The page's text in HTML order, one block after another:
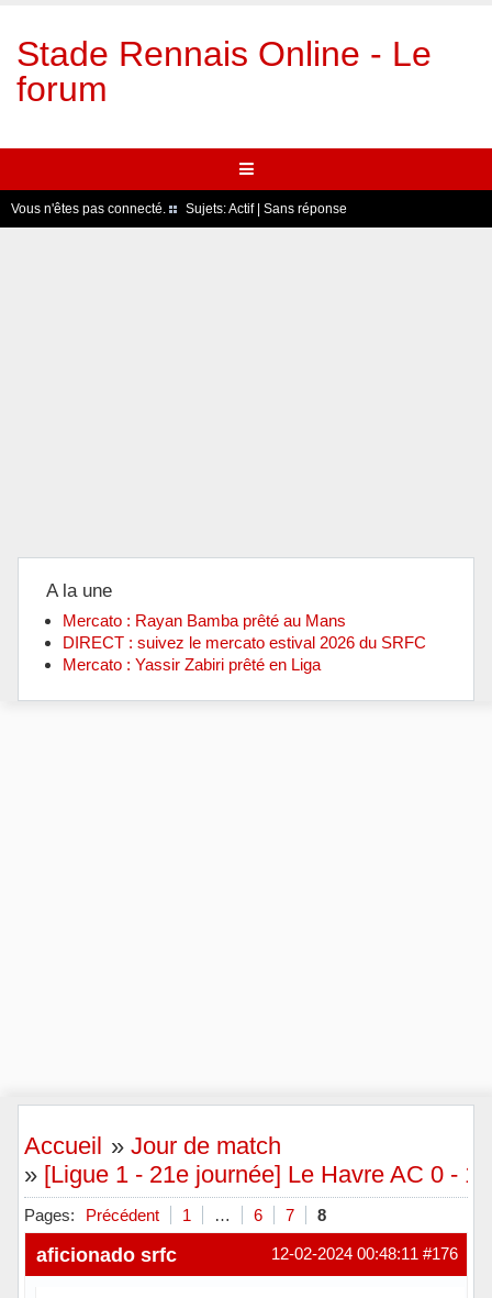
Stade Rennais Online - Le
forum
Vous n'êtes pas connecté. Sujets:Actif| Sans réponse
A la une
Mercato : Rayan Bamba prêté au Mans
DIRECT : suivez le mercato estival 2026 du SRFC
Mercato : Yassir Zabiri prêté en Liga
Accueil »Jour de match
» [Ligue 1 - 21e journée] Le Havre AC 0 - 1
Pages: Précédent 1 … 6 7 8
#176
12-02-2024 00:48:11
aficionado srfc